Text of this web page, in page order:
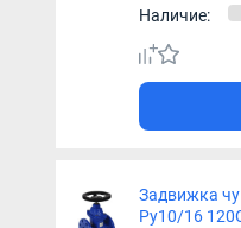
Наличие:
Задвижка
Ру10/16